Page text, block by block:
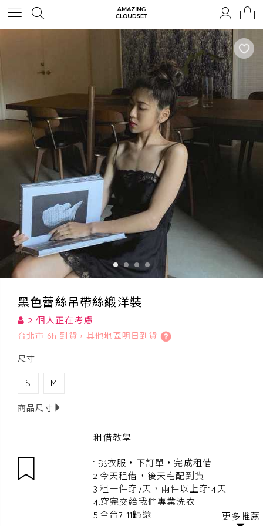
黑色蕾絲吊帶絲緞洋裝
2 個人正在考慮
台北市 6h 到貨，其他地區明日到貨
尺寸
S M
商品尺寸
租借教學
1.挑衣服，下訂單，完成租借
2.今天租借，後天宅配到貨
3.租一件穿7天，兩件以上穿14天
4.穿完交給我們專業洗衣
5.全台7-11歸還
更多推薦